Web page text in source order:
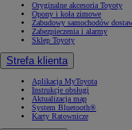
Oryginalne akcesoria Toyoty
Opony i koła zimowe
Zabudowy samochodów
Zabezpieczenia i alarmy
Sklep Toyoty
Strefa klienta
Aplikacja MyToyota
Instrukcje obsługi
Aktualizacja map
System Bluetooth®
Karty Ratownicze